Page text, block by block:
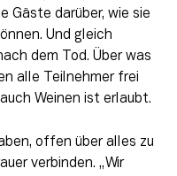
Gäste darüber, wie sie
Und gleich
dem Tod. Über was
alle Teilnehmer frei
Weinen ist erlaubt.
offen über alles zu
verbinden. „Wir